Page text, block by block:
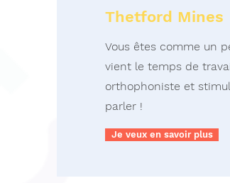
Thetford Mines
Vous êtes comme un
vient le temps de
orthophoniste et
parler !
Je veux en savoir plus